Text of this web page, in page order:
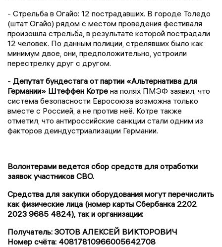
- Стрельба в Огайо: 12 пострадавших. В городе Толедо
(штат Огайо) рядом с местом проведения фестиваля
произошла стрельба, в результате которой пострадали
12 человек. По данным полиции, стрелявших было как
минимум двое, они, предположительно, устроили
перестрелку друг с другом.
- Депутат бундестага от партии «Альтернатива для
Германии» Штеффен Котре на полях ПМЭФ заявил, что
система безопасности Евросоюза возможна только
вместе с Россией, а не против неё. Котре также
отметил, что антироссийские санкции стали одним из
факторов деиндустриализации Германии.
Волонтерами ведется сбор средств для отработки
заявок участников СВО.
Средства для закупки оборудования могут перечислить
как физические лица (номер карты Сбербанка 2202
2023 9685 4824), так и организации:
Получатель: ЗОТОВ АЛЕКСЕЙ ВИКТОРОВИЧ
Номер счёта: 40817810966005642708